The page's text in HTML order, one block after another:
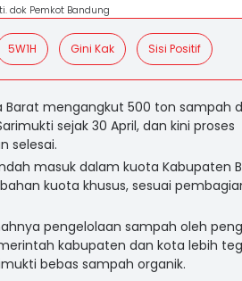
dok Pemkot Bandung
5W1H Gini Kak Sisi Positif
Barat mengangkut 500 ton sampah
sejak 30 April, dan kini proses
selesai.
masuk dalam kuota Kabupaten
kuota khusus, sesuai
pengelolaan sampah oleh
kabupaten dan kota lebih
bebas sampah organik.